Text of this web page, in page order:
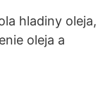
hladiny oleja,
oleja a